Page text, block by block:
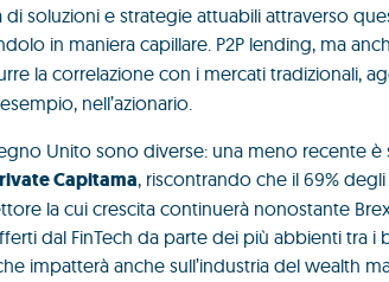
soluzioni e strategie attuabili attraverso
in maniera capillare. P2P lending, ma
la correlazione con i mercati tradizionali,
nell’azionario.
Unito sono diverse: una meno recente
Capitama, riscontrando che il 69%
la cui crescita continuerà nonostante
dal FinTech da parte dei più abbienti tra i
impatterà anche sull’industria del wealth